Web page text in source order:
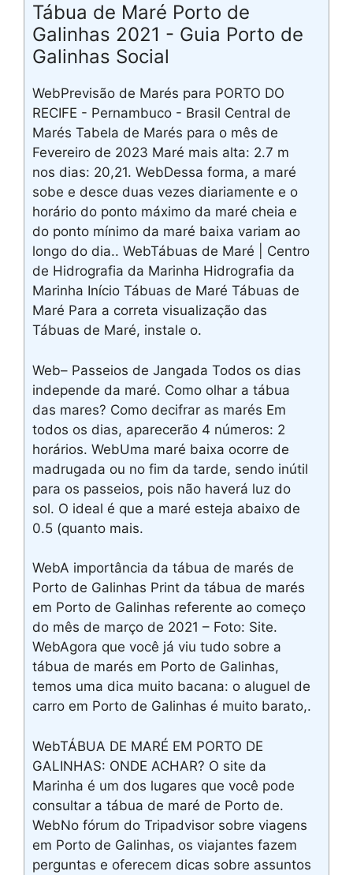
Tábua de Maré Porto de
Galinhas 2021 - Guia Porto de
Galinhas Social
WebPrevisão de Marés para PORTO DO
RECIFE - Pernambuco - Brasil Central de
Marés Tabela de Marés para o mês de
Fevereiro de 2023 Maré mais alta: 2.7 m
nos dias: 20,21. WebDessa forma, a maré
sobe e desce duas vezes diariamente e o
horário do ponto máximo da maré cheia e
do ponto mínimo da maré baixa variam ao
longo do dia.. WebTábuas de Maré | Centro
de Hidrografia da Marinha Hidrografia da
Marinha Início Tábuas de Maré Tábuas de
Maré Para a correta visualização das
Tábuas de Maré, instale o.
Web– Passeios de Jangada Todos os dias
independe da maré. Como olhar a tábua
das mares? Como decifrar as marés Em
todos os dias, aparecerão 4 números: 2
horários. WebUma maré baixa ocorre de
madrugada ou no fim da tarde, sendo inútil
para os passeios, pois não haverá luz do
sol. O ideal é que a maré esteja abaixo de
0.5 (quanto mais.
WebA importância da tábua de marés de
Porto de Galinhas Print da tábua de marés
em Porto de Galinhas referente ao começo
do mês de março de 2021 – Foto: Site.
WebAgora que você já viu tudo sobre a
tábua de marés em Porto de Galinhas,
temos uma dica muito bacana: o aluguel de
carro em Porto de Galinhas é muito barato,.
WebTÁBUA DE MARÉ EM PORTO DE
GALINHAS: ONDE ACHAR? O site da
Marinha é um dos lugares que você pode
consultar a tábua de maré de Porto de.
WebNo fórum do Tripadvisor sobre viagens
em Porto de Galinhas, os viajantes fazem
perguntas e oferecem dicas sobre assuntos